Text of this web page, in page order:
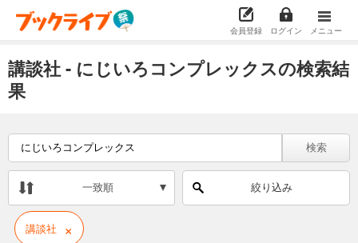
会員登録 ログイン メニュー
講談社 - にじいろコンプレックスの検索結
果
検索
一致順 絞り込み
講談社 ×